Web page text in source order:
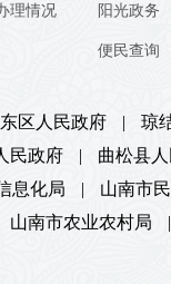
理情况 阳光政务
便民查询
区人民政府 | 琼
民政府 | 曲松县
息化局 | 山南市
山南市农业农村局 |